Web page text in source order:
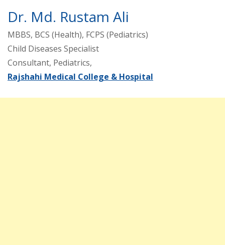
Dr. Md. Rustam Ali
MBBS, BCS (Health), FCPS (Pediatrics)
Child Diseases Specialist
Consultant, Pediatrics,
Rajshahi Medical College & Hospital